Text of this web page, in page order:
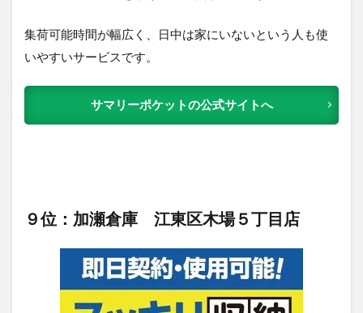
集荷可能時間が幅広く、日中は家にいないという人も使
いやすいサービスです。
サマリーポケットの公式サイトへ
９位：加瀬倉庫 江東区木場５丁目店